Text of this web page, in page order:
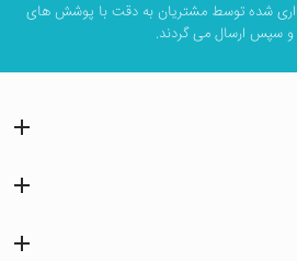
شده توسط مشتریان به دقت با پوشش های
سپس ارسال می گردند.